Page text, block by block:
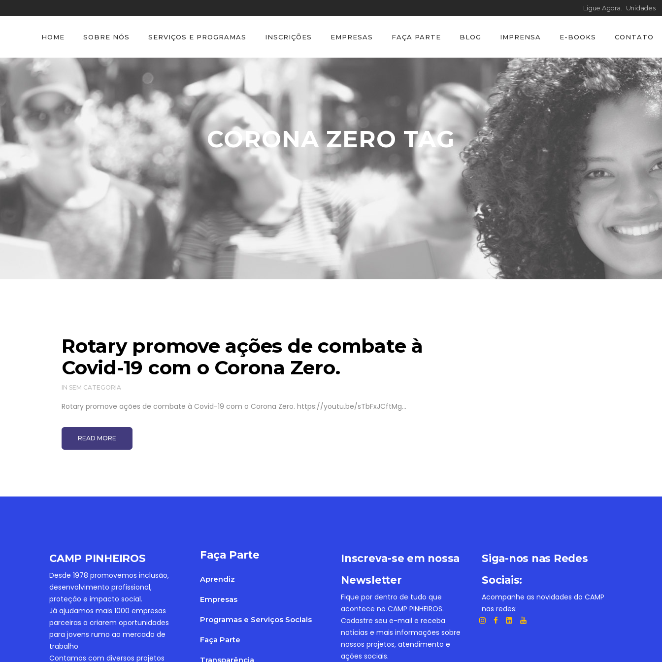
Ligue Agora. Unidades
HOME SOBRE NÓS SERVIÇOS E PROGRAMAS INSCRIÇÕES EMPRESAS FAÇA PARTE BLOG IMPRENSA E-BOOKS CONTATO
CORONA ZERO TAG
Rotary promove ações de combate à
Covid-19 com o Corona Zero.
IN SEM CATEGORIA
Rotary promove ações de combate à Covid-19 com o Corona Zero. https://youtu.be/sTbFxJCftMg...
READ MORE
CAMP PINHEIROS
Desde 1978 promovemos inclusão,
desenvolvimento profissional,
proteção e impacto social.
Já ajudamos mais 1000 empresas
parceiras a criarem oportunidades
para jovens rumo ao mercado de
trabalho
Contamos com diversos projetos
Faça Parte
Aprendiz
Empresas
Programas e Serviços Sociais
Faça Parte
Transparência
Inscreva-se em nossa
Newsletter
Fique por dentro de tudo que
acontece no CAMP PINHEIROS.
Cadastre seu e-mail e receba
noticias e mais informações sobre
nossos projetos, atendimento e
ações sociais.
Siga-nos nas Redes
Sociais:
Acompanhe as novidades do CAMP
nas redes: